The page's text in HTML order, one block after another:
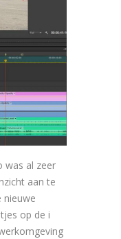
was al zeer
aan te
nieuwe
op de i